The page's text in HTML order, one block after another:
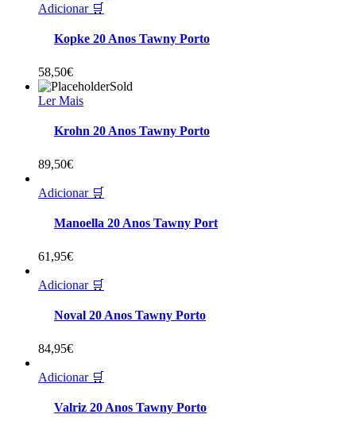
Adicionar 🛒
Kopke 20 Anos Tawny Porto
58,50€
Sold
Ler Mais
Krohn 20 Anos Tawny Porto
89,50€
Adicionar 🛒
Manoella 20 Anos Tawny Port
61,95€
Adicionar 🛒
Noval 20 Anos Tawny Porto
84,95€
Adicionar 🛒
Valriz 20 Anos Tawny Porto